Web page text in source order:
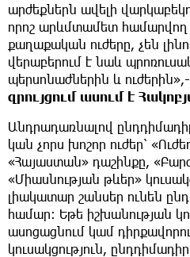
արժեքներն ավելի
որոշ արևմտամետ համարվող
քաղաքական ուժերը, չեն
վերաբերում է նաև
պերսոնաժներին և ուժերին»,
զրույցում ասում է
Անդրադառնալով
կան չորս խոշոր ուժեր՝
«Հայաստան» դաշինքը,
«Միասնության թևեր»
լիակատար շանսեր ունեն
համար։ Եթե իշխանության
ասոցացնում կամ
կուսակցություն,